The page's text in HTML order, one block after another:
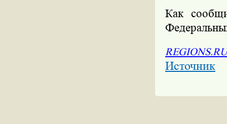
Как
REGIONS.RU
Источник